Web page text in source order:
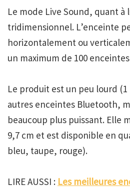
Le mode Live Sound, quant à
tridimensionnel. L’enceinte
horizontalement ou
un maximum de 100
Le produit est un peu lourd
autres enceintes Bluetooth,
beaucoup plus puissant. Elle
9,7 cm et est disponible en
bleu, taupe, rouge).
LIRE AUSSI : Les meilleures